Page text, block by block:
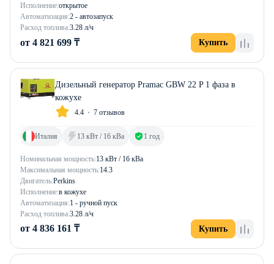
Исполнение:открытое
Автоматизация:2 - автозапуск
Расход топлива:3.28 л/ч
от 4 821 699 ₸ Купить
Дизельный генератор Pramac GBW 22 P 1 фаза в
кожухе
4.4 7 отзывов
Номинальная мощность:13 кВт / 16 кВа
Максимальная мощность:14.3
Двигатель:Perkins
Исполнение:в кожухе
Автоматизация:1 - ручной пуск
Расход топлива:3.28 л/ч
Италия 13 кВт / 16 кВа 1 год
от 4 836 161 ₸ Купить